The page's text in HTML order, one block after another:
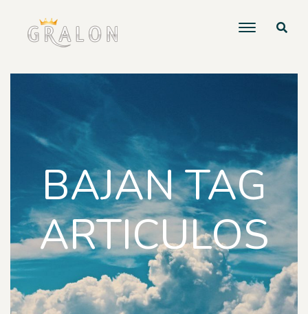
BAJAN TAG
ARTICULOS